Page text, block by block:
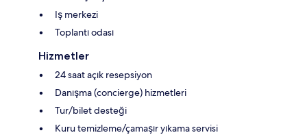
Iş merkezi
Toplantı odası
Hizmetler
24 saat açık resepsiyon
Danışma (concierge) hizmetleri
Tur/bilet desteği
Kuru temizleme/çamaşır yıkama servisi